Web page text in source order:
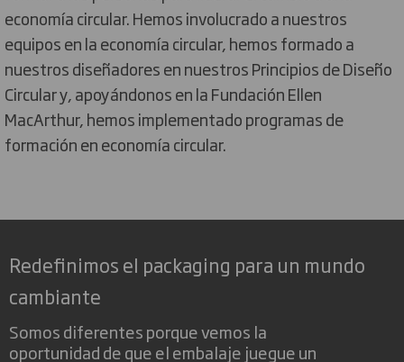
economía circular. Hemos involucrado a nuestros
equipos en la economía circular, hemos formado a
nuestros diseñadores en nuestros Principios de Diseño
Circular y, apoyándonos en la Fundación Ellen
MacArthur, hemos implementado programas de
formación en economía circular.
Redefinimos el packaging para un mundo
cambiante
Somos diferentes porque vemos la
oportunidad de que el embalaje juegue un